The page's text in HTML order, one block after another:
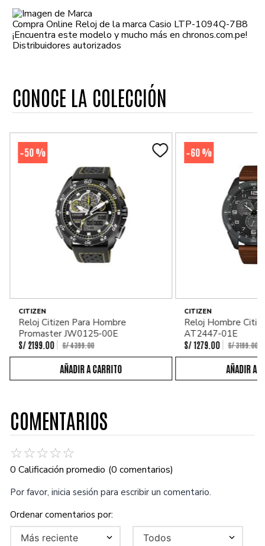
Compra Online Reloj de la marca Casio LTP-1094Q-7B8
¡Encuentra este modelo y mucho más en chronos.com.pe!
Distribuidores autorizados
CONOCE LA COLECCIÓN
-50 %
CITIZEN
Reloj Citizen Para Hombre
Promaster JW0125-00E
S/ 2199. 00 S/4399.00
-60 %
CITIZEN
Reloj Hombre
AT2447-01E
S/ 1279 00 S/3199.00
COMENTARIOS
☆☆☆☆☆
0 Calificación promedio (0 comentarios)
Por favor, inicia sesión para escribir un comentario.
Más reciente Todos